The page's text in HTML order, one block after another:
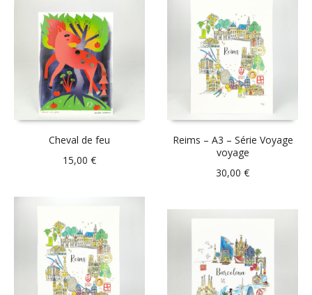
Cheval de feu
15,00 €
Reims – A3 – Série Voyage
voyage
30,00€